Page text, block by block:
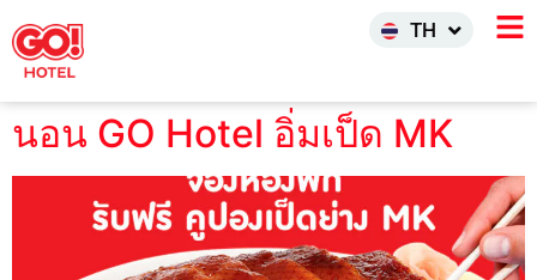
TH
INDO
นอน GO Hotel อิ่มเป็ด MK